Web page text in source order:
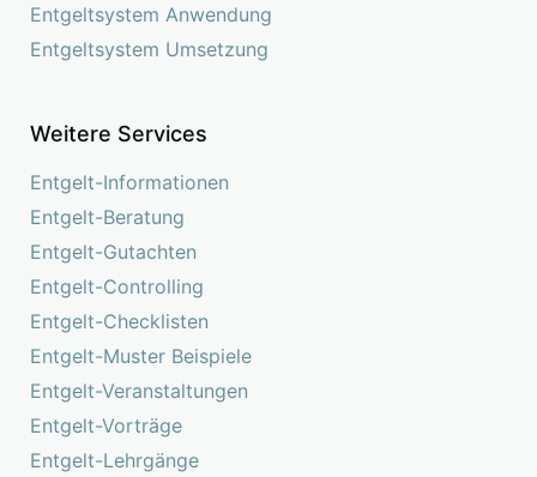
Entgeltsystem Anwendung
Entgeltsystem Umsetzung
Weitere Services
Entgelt-Informationen
Entgelt-Beratung
Entgelt-Gutachten
Entgelt-Controlling
Entgelt-Checklisten
Entgelt-Muster Beispiele
Entgelt-Veranstaltungen
Entgelt-Vorträge
Entgelt-Lehrgänge